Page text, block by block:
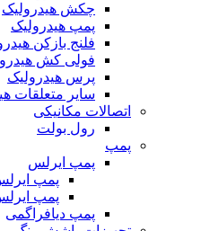
چکش هیدرولیک
پمپ هیدرولیک
فلنج بازکن
فولی کش
پرس هیدرولیک
سایر متعلقات
اتصالات مکانیکی
رول بولت
پمپ
پمپ ایرلس
پمپ
پمپ
پمپ دیافراگمی